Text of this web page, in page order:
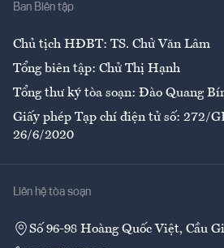
Ban Biên tập
Chủ tịch HĐBT: TS. Chử Văn Lâm
Tổng biên tập: Chử Thị Hạnh
Tổng thư ký tòa soạn: Đào Quang
Giấy phép Tạp chí điện tử số: 272/
26/6/2020
Liên hệ tòa soạn
Số 96-98 Hoàng Quốc Việt, Cầu